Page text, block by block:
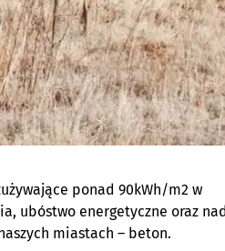
ponad 90kWh/m2 w
ubóstwo energetyczne oraz
miastach – beton.